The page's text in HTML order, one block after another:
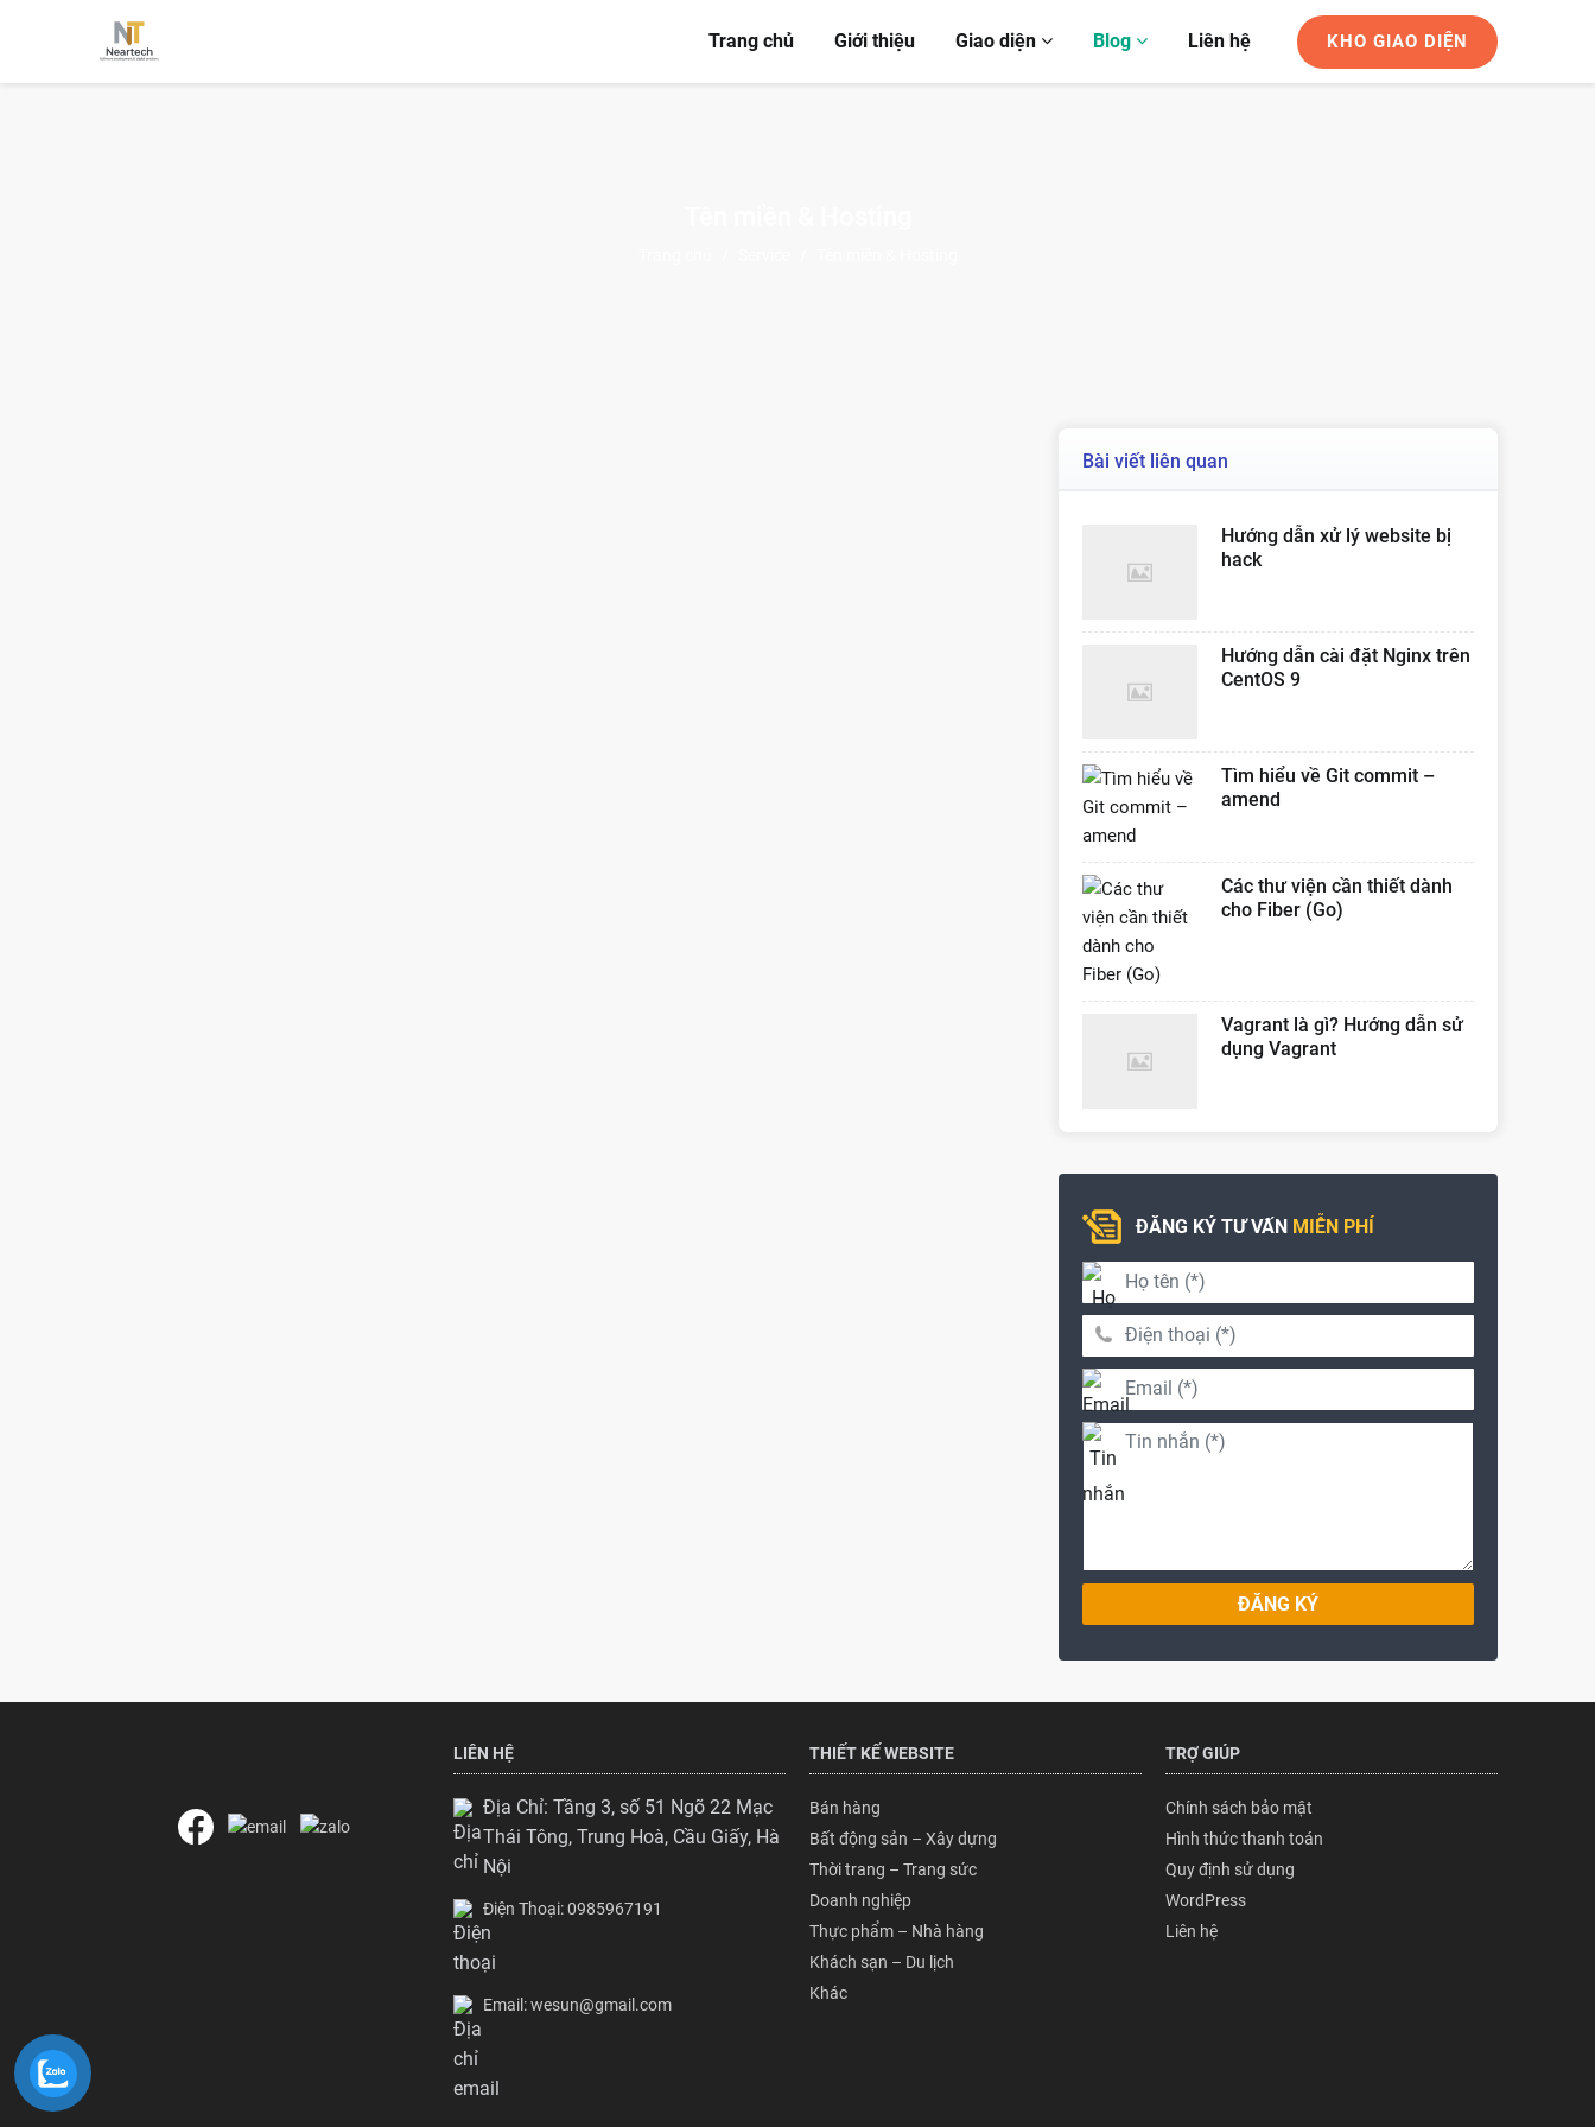
Trang chủ Giới thiệu Giao diện Blog Liên hệ KHO GIAO DIỆN
Bài viết liên quan
Hướng dẫn xử lý website bị
hack
Hướng dẫn cài đặt Nginx trên
CentOS 9
Tìm hiểu về Git commit –
amend
Các thư viện cần thiết dành
cho Fiber (Go)
Vagrant là gì? Hướng dẫn sử
dụng Vagrant
ĐĂNG KÝ TƯ VẤN MIỄN PHÍ
ĐĂNG KÝ
LIÊN HỆ
Địa Chỉ: Tầng 3, số 51 Ngõ 22 Mạc
Thái Tông, Trung Hoà, Cầu Giấy, Hà
Nội
Điện Thoại: 0985967191
Email: wesun@gmail.com
THIẾT KẾ WEBSITE
Bán hàng
Bất động sản – Xây dựng
Thời trang – Trang sức
Doanh nghiệp
Thực phẩm – Nhà hàng
Khách sạn – Du lịch
Khác
TRỢ GIÚP
Chính sách bảo mật
Hình thức thanh toán
Quy định sử dụng
WordPress
Liên hệ